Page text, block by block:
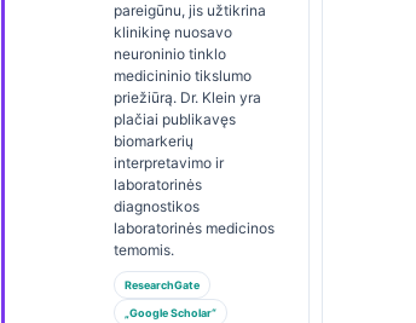
pareigūnu, jis užtikrina
klinikinę nuosavo
neuroninio tinklo
medicininio tikslumo
priežiūrą. Dr. Klein yra
plačiai publikavęs
biomarkerių
interpretavimo ir
laboratorinės
diagnostikos
laboratorinės medicinos
temomis.
ResearchGate
„Google Scholar“